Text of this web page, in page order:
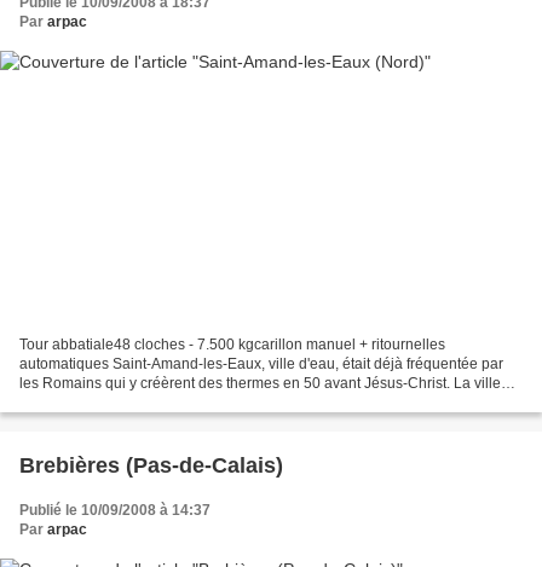
Par arpac
Tour abbatiale48 cloches - 7.500 kgcarillon manuel + ritournelles
automatiques Saint-Amand-les-Eaux, ville d'eau, était déjà fréquentée par
les Romains qui y créèrent des thermes en 50 avant Jésus-Christ. La ville
Brebières (Pas-de-Calais)
Publié le 10/09/2008 à 14:37
Par arpac